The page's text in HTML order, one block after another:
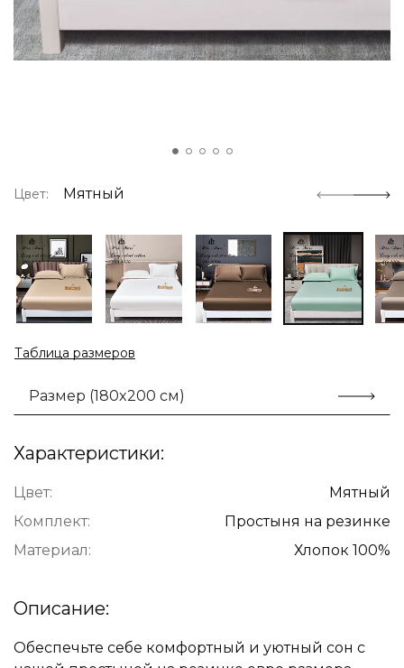
Цвет: Мятный
Таблица размеров
Размер (180x200 см)
Характеристики:
Цвет:
Мятный
Комплект:
Простыня на резинке
Материал:
Хлопок 100%
Описание:
Обеспечьте себе комфортный и уютный сон с